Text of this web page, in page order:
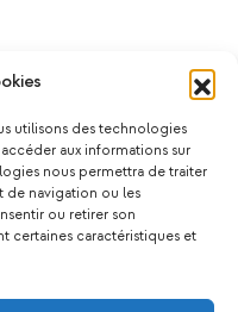
utilisons des technologies
aux informations sur
nous permettra de traiter
de navigation ou les
ou retirer son
certaines caractéristiques et